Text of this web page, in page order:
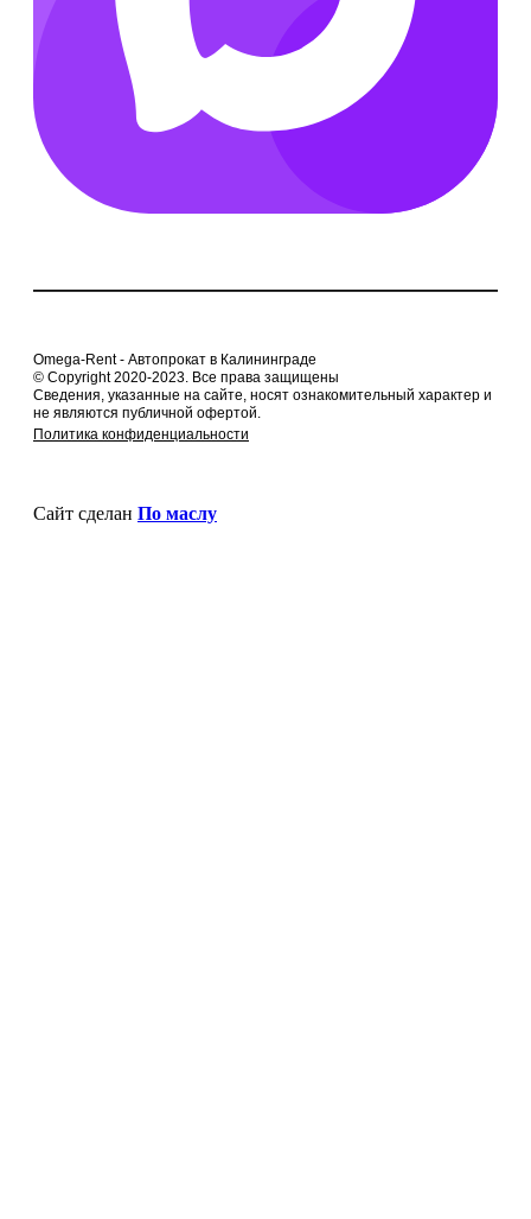
Omega-Rent - Автопрокат в Калининграде
© Copyright 2020-2023. Все права защищены
Сведения, указанные на сайте, носят ознакомительный характер и
не являются публичной офертой.
Политика конфиденциальности
Сайт сделан По маслу